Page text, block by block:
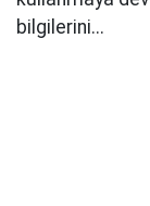
bilgilerini...